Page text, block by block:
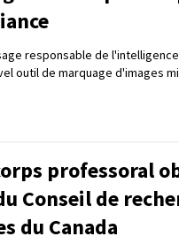
responsable de
outil de marquage d'images
professoral
Conseil de
du Canada